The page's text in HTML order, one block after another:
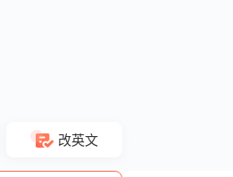
改英文